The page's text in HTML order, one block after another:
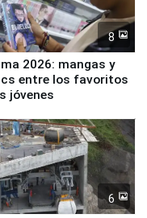
8
2026: mangas y
entre los favoritos
jóvenes
6